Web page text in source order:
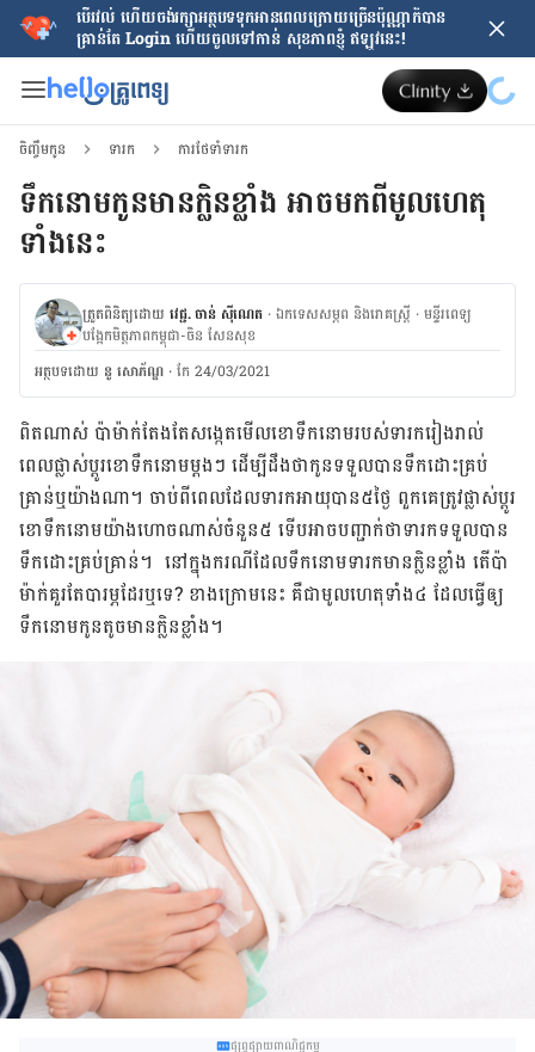
បើរវល់ ហើយចង់​រក្សាអត្ថបទទុកអានពេលក្រោយ​ច្រើនប៉ុណ្ណាក៏បាន
គ្រាន់តែ​ Login ហើយចូលទៅកាន់ សុខភាពខ្ញុំ ឥឡូវនេះ!
ចិញ្ចឹមកូន ទារក ការថែទាំទារក
ទឹក​នោម​កូន​មាន​ក្លិន​ខ្លាំង​ អាច​មក​ពី​​មូលហេតុ​
ទាំង​នេះ​​​​​​​​​​​​​​​​​​​​​​​​​​​​​​​
ត្រួតពិនិត្យដោយ វេជ្ជ. ចាន់ ស៊ីណេត ·ឯកទេសសម្ភព និងរោគស្ត្រី ·ម​ន្ទីរពេទ្យ
បង្អែកមិត្តភាពកម្ពុជា-ចិន សែនសុខ
អត្ថបទ​ដោយ នូ សោភ័ណ្ឌ ·កែ 24/03/2021
ពិត​ណាស់​ ប៉ា​ម៉ាក់​តែងតែ​សង្កេត​មើល​ខោ​ទឹក​នោម​របស់​ទារក​​រៀងរាល់​
ពេល​ផ្លាស់ប្ដូរ​ខោ​ទឹក​នោម​ម្តង​ៗ​ ដើម្បី​ដឹង​ថា​​កូន​ទទួល​បាន​ទឹក​ដោះ​គ្រប់
គ្រាន់​ឬ​យ៉ាង​ណា​។ ចាប់​ពី​​ពេល​ដែល​ទារក​អាយុ​បាន​៥​ថ្ងៃ​ ពួក​គេ​ត្រូវ​ផ្លាស់ប្ដូរ​
ខោ​ទឹក​នោម​យ៉ាង​ហោច​ណាស់​ចំនួន​​៥ ទើប​អាច​បញ្ជាក់​ថា​ទារក​ទទួល​បាន​​
ទឹក​ដោះ​គ្រប់គ្រាន់​។​ ​ នៅ​ក្នុង​ករណី​ដែល​​ទឹក​នោម​ទារក​មាន​ក្លិន​ខ្លាំង​ តើ​ប៉ា​
ម៉ាក់​គួរ​តែ​បារម្ភ​ដែរ​ឬ​ទេ​? ខាងក្រោម​នេះ​ គឺ​ជា​មូលហេតុ​ទាំង​៤ ដែល​ធ្វើ​ឲ្យ​
ទឹក​នោម​កូនតូច​​មាន​ក្លិន​ខ្លាំង​។
ផ្សព្វផ្សាយពាណិជ្ជកម្ម